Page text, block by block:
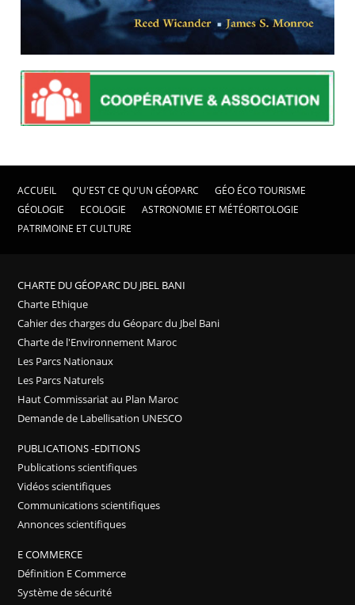
ACCUEIL QU'EST CE QU'UN GÉOPARC
GÉO ÉCO TOURISME
GÉOLOGIE
ECOLOGIE
ASTRONOMIE ET MÉTÉORITOLOGIE
PATRIMOINE ET CULTURE
CHARTE DU GÉOPARC DU JBEL BANI
Charte Ethique
Cahier des charges du Géoparc du Jbel Bani
Charte de l'Environnement Maroc
Les Parcs Nationaux
Les Parcs Naturels
Haut Commissariat au Plan Maroc
Demande de Labellisation UNESCO
PUBLICATIONS -EDITIONS
Publications scientifiques
Vidéos scientifiques
Communications scientifiques
Annonces scientifiques
E COMMERCE
Définition E Commerce
Système de sécurité